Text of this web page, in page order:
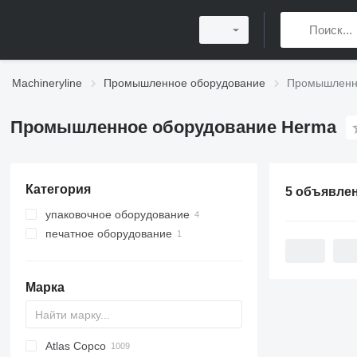
Machineryline Промышленное оборудование
Промышленное оборудование Herma
Категория
упаковочное оборудование
этикетировщики
печатное оборудование
Марка
PDS
APD
AB
Ensis
VZ
AG3
Atlas Copco
5